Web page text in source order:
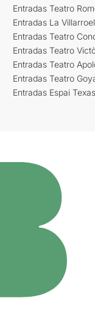
Entradas Teatro
Entradas La Villarroel
Entradas Teatro
Entradas Teatro
Entradas Teatro
Entradas Teatro
Entradas Espai Texas